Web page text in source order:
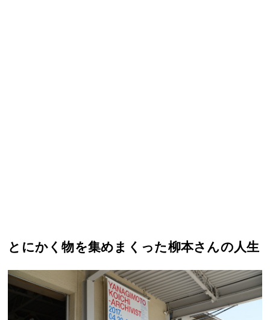
とにかく物を集めまくった柳本さんの人生